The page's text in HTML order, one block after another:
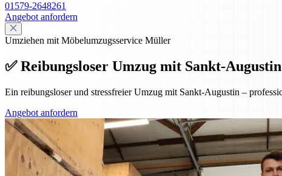
01579-2648261
Angebot anfordern
Umziehen mit Möbelumzugsservice Müller
✅ Reibungsloser Umzug mit Sankt-
Ein reibungsloser und stressfreier Umzug mit Sankt-Augustin –
Angebot anfordern